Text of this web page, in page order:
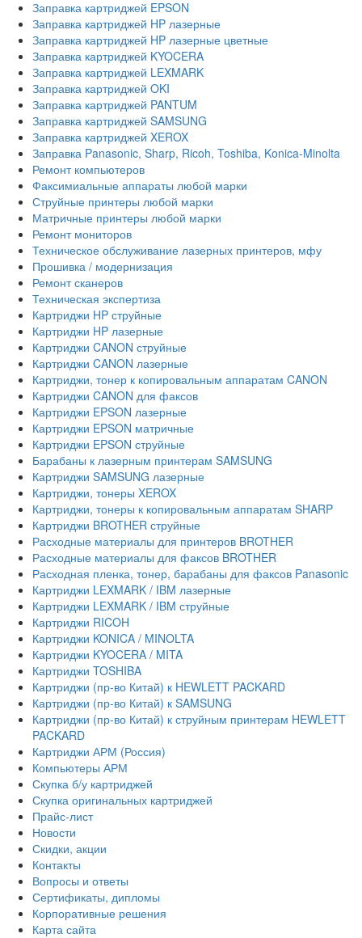
Заправка картриджей EPSON
Заправка картриджей HP лазерные
Заправка картриджей HP лазерные цветные
Заправка картриджей KYOCERA
Заправка картриджей LEXMARK
Заправка картриджей OKI
Заправка картриджей PANTUM
Заправка картриджей SAMSUNG
Заправка картриджей XEROX
Заправка Panasonic, Sharp, Ricoh, Toshiba, Konica-Minolta
Ремонт компьютеров
Факсимиальные аппараты любой марки
Струйные принтеры любой марки
Матричные принтеры любой марки
Ремонт мониторов
Техническое обслуживание лазерных принтеров, мфу
Прошивка / модернизация
Ремонт сканеров
Техническая экспертиза
Картриджи HP струйные
Картриджи HP лазерные
Картриджи CANON струйные
Картриджи CANON лазерные
Картриджи, тонер к копировальным аппаратам CANON
Картриджи CANON для факсов
Картриджи EPSON лазерные
Картриджи EPSON матричные
Картриджи EPSON струйные
Барабаны к лазерным принтерам SAMSUNG
Картриджи SAMSUNG лазерные
Картриджи, тонеры XEROX
Картриджи, тонеры к копировальным аппаратам SHARP
Картриджи BROTHER струйные
Расходные материалы для принтеров BROTHER
Расходные материалы для факсов BROTHER
Расходная пленка, тонер, барабаны для факсов Panasonic
Картриджи LEXMARK / IBM лазерные
Картриджи LEXMARK / IBM струйные
Картриджи RICOH
Картриджи KONICA / MINOLTA
Картриджи KYOCERA / MITA
Картриджи TOSHIBA
Картриджи (пр-во Китай) к HEWLETT PACKARD
Картриджи (пр-во Китай) к SAMSUNG
Картриджи (пр-во Китай) к струйным принтерам HEWLETT
PACKARD
Картриджи АРМ (Россия)
Компьютеры АРМ
Скупка б/у картриджей
Скупка оригинальных картриджей
Прайс-лист
Новости
Скидки, акции
Контакты
Вопросы и ответы
Сертификаты, дипломы
Корпоративные решения
Карта сайта